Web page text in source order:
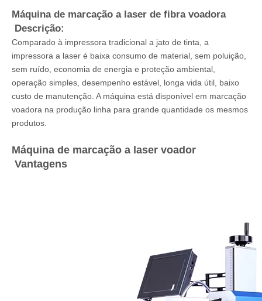
Máquina de marcação a laser de fibra voadora
Descrição:
Comparado à impressora tradicional a jato de tinta, a
impressora a laser é baixa consumo de material, sem poluição,
sem ruído, economia de energia e proteção ambiental,
operação simples, desempenho estável, longa vida útil, baixo
custo de manutenção. A máquina está disponível em marcação
voadora na produção linha para grande quantidade os mesmos
produtos.
Máquina de marcação a laser voador
Vantagens